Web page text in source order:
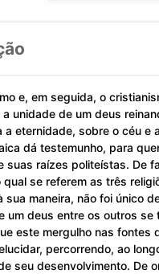
e, em seguida, o
a unidade de um deus
a eternidade, sobre o céu e
dá testemunho, para
suas raízes politeístas. De
qual se referem as três
sua maneira, não foi único
um deus entre os outros se
este mergulho nas fontes
percorrendo, ao
seu desenvolvimento. De